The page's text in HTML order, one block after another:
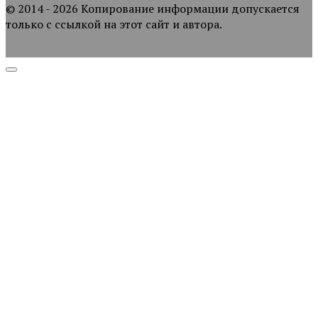
© 2014 - 2026 Копирование информации допускается
только с ссылкой на этот сайт и автора.